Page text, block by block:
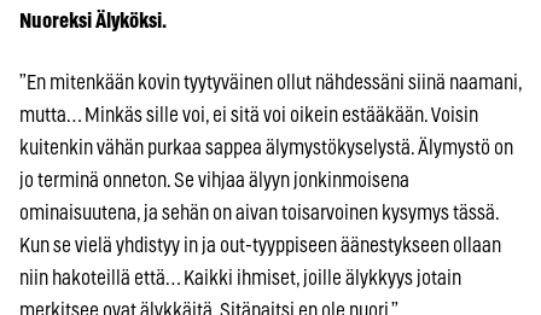
Nuoreksi Älyköksi.
”En mitenkään kovin tyytyväinen ollut nähdessäni siinä naamani,
mutta… Minkäs sille voi, ei sitä voi oikein estääkään. Voisin
kuitenkin vähän purkaa sappea älymystökyselystä. Älymystö on
jo terminä onneton. Se vihjaa älyyn jonkinmoisena
ominaisuutena, ja sehän on aivan toisarvoinen kysymys tässä.
Kun se vielä yhdistyy in ja out-tyyppiseen äänestykseen ollaan
niin hakoteillä että… Kaikki ihmiset, joille älykkyys jotain
merkitsee ovat älykkäitä. Sitäpaitsi en ole nuori.”